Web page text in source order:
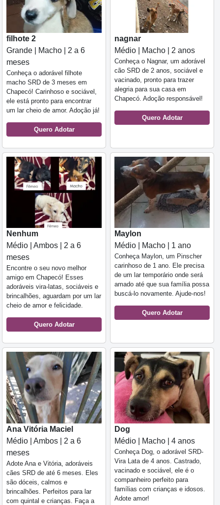
filhote 2
Grande | Macho | 2 a 6
meses
Conheça o adorável filhote
macho SRD de 3 meses em
Chapecó! Carinhoso e sociável,
ele está pronto para encontrar
um lar cheio de amor. Adoção já!
Quero Adotar
nagnar
Médio | Macho | 2 anos
Conheça o Nagnar, um adorável
cão SRD de 2 anos, sociável e
vacinado, pronto para trazer
alegria para sua casa em
Chapecó. Adoção responsável!
Quero Adotar
Nenhum
Médio | Ambos | 2 a 6
meses
Encontre o seu novo melhor
amigo em Chapecó! Esses
adoráveis vira-latas, sociáveis e
brincalhões, aguardam por um lar
cheio de amor e felicidade.
Quero Adotar
Maylon
Médio | Macho | 1 ano
Conheça Maylon, um Pinscher
carinhoso de 1 ano. Ele precisa
de um lar temporário onde será
amado até que sua família possa
buscá-lo novamente. Ajude-nos!
Quero Adotar
Ana Vitória Maciel
Médio | Ambos | 2 a 6
meses
Adote Ana e Vitória, adoráveis
cães SRD de até 6 meses. Eles
são dóceis, calmos e
brincalhões. Perfeitos para lar
com quintal e crianças. Faça a
Dog
Médio | Macho | 4 anos
Conheça Dog, o adorável SRD-
Vira Lata de 4 anos. Castrado,
vacinado e sociável, ele é o
companheiro perfeito para
famílias com crianças e idosos.
Adote amor!